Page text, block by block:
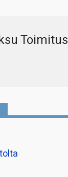
Toimitus